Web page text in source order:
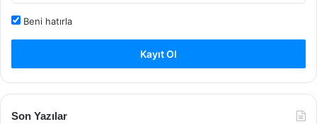
Beni hatırla
Kayıt Ol
Son Yazılar